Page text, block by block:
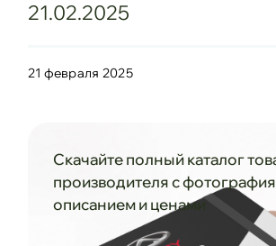
21.02.2025
21 февраля 2025
Скачайте полный каталог
производителя с
описанием и ценами